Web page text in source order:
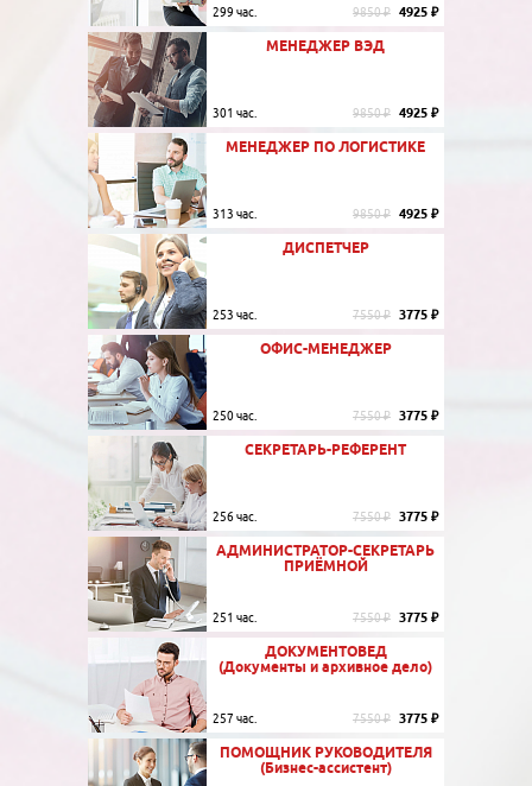
299 час. 9850 ₽ 4925 ₽
МЕНЕДЖЕР ВЭД
301 час. 9850 ₽ 4925 ₽
МЕНЕДЖЕР ПО ЛОГИСТИКЕ
313 час. 9850 ₽ 4925 ₽
ДИСПЕТЧЕР
253 час. 7550 ₽ 3775 ₽
ОФИС-МЕНЕДЖЕР
250 час. 7550 ₽ 3775 ₽
СЕКРЕТАРЬ-РЕФЕРЕНТ
256 час. 7550 ₽ 3775 ₽
АДМИНИСТРАТОР-СЕКРЕТАРЬ
ПРИЁМНОЙ
251 час. 7550 ₽ 3775 ₽
ДОКУМЕНТОВЕД
(Документы и архивное дело)
257 час. 7550 ₽ 3775 ₽
ПОМОЩНИК РУКОВОДИТЕЛЯ
(Бизнес-ассистент)